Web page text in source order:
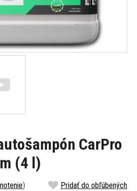
CarPro
(4 l)
) Pridať do obľúbených